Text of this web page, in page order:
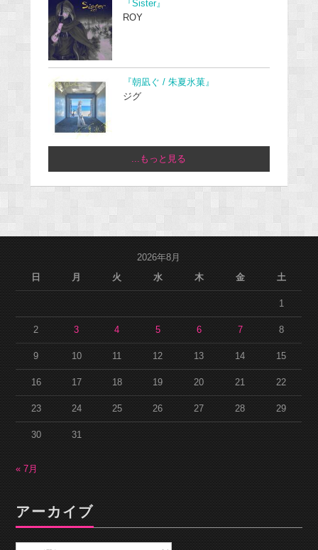
『Sister』
ROY
『朝凪ぐ / 朱夏氷菓』
ジグ
...もっと見る
2026年8月
日
月 火 水 木 金 土
1
2 3 4 5 6 7 8
9 10 11 12 13 14 15
16 17 18 19 20 21 22
23 24 25 26 27 28 29
30 31
« 7月
アーカイブ